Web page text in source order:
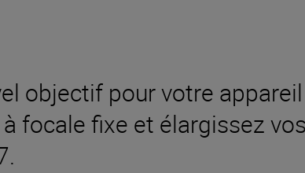
objectif pour votre
focale fixe et élargissez